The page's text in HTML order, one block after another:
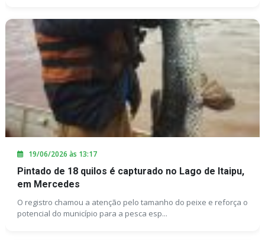
19/06/2026 às 13:17
Pintado de 18 quilos é capturado no Lago de Itaipu,
em Mercedes
O registro chamou a atenção pelo tamanho do peixe e reforça o
potencial do município para a pesca esp...